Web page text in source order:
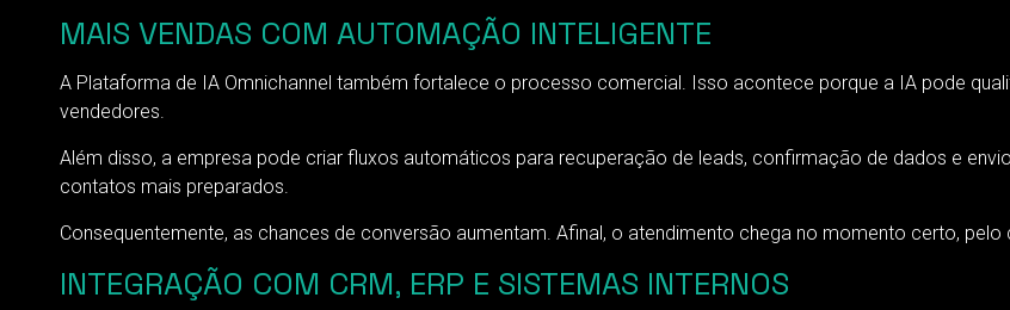
MAIS VENDAS COM AUTOMAÇÃO INTELIGENTE
A Plataforma de IA Omnichannel também fortalece o processo comercial. Isso acontece porque a IA pode
vendedores.
Além disso, a empresa pode criar fluxos automáticos para recuperação de leads, confirmação de dados e
contatos mais preparados.
Consequentemente, as chances de conversão aumentam. Afinal, o atendimento chega no momento certo,
INTEGRAÇÃO COM CRM, ERP E SISTEMAS INTERNOS